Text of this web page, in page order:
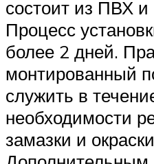
состоит из ПВХ
Процесс
более 2 дней.
монтированный
служить в
необходимости
замазки и